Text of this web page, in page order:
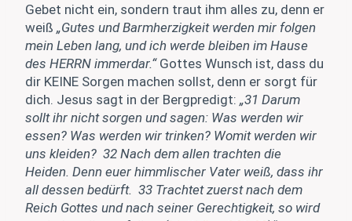
Gebet nicht ein, sondern traut ihm alles zu, denn er
weiß „Gutes und Barmherzigkeit werden mir folgen
mein Leben lang, und ich werde bleiben im Hause
des HERRN immerdar.“Gottes Wunsch ist, dass du
dir KEINE Sorgen machen sollst, denn er sorgt für
dich. Jesus sagt in der Bergpredigt: „31 Darum
sollt ihr nicht sorgen und sagen: Was werden wir
essen? Was werden wir trinken? Womit werden wir
uns kleiden? 32 Nach dem allen trachten die
Heiden. Denn euer himmlischer Vater weiß, dass ihr
all dessen bedürft. 33 Trachtet zuerst nach dem
Reich Gottes und nach seiner Gerechtigkeit, so wird